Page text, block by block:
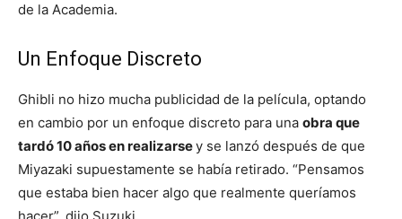
de la Academia.
Un Enfoque Discreto
Ghibli no hizo mucha publicidad de la película, optando
en cambio por un enfoque discreto para una obra que
tardó 10 años en realizarsey se lanzó después de que
Miyazaki supuestamente se había retirado. “Pensamos
que estaba bien hacer algo que realmente queríamos